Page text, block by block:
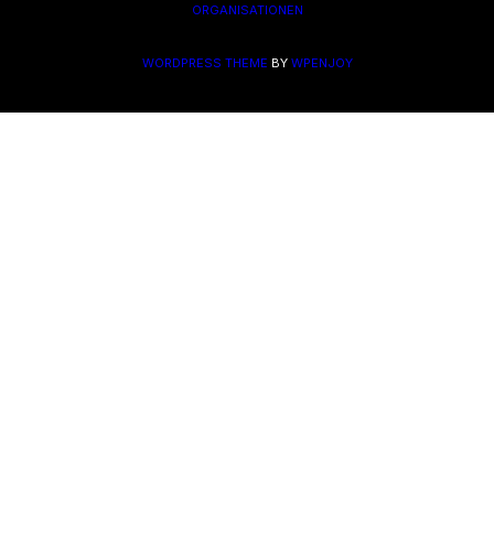
ORGANISATIONEN
WORDPRESS THEME BY WPENJOY